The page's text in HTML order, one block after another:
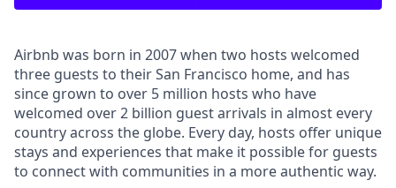
Airbnb was born in 2007 when two hosts welcomed
three guests to their San Francisco home, and has
since grown to over 5 million hosts who have
welcomed over 2 billion guest arrivals in almost every
country across the globe. Every day, hosts offer unique
stays and experiences that make it possible for guests
to connect with communities in a more authentic way.